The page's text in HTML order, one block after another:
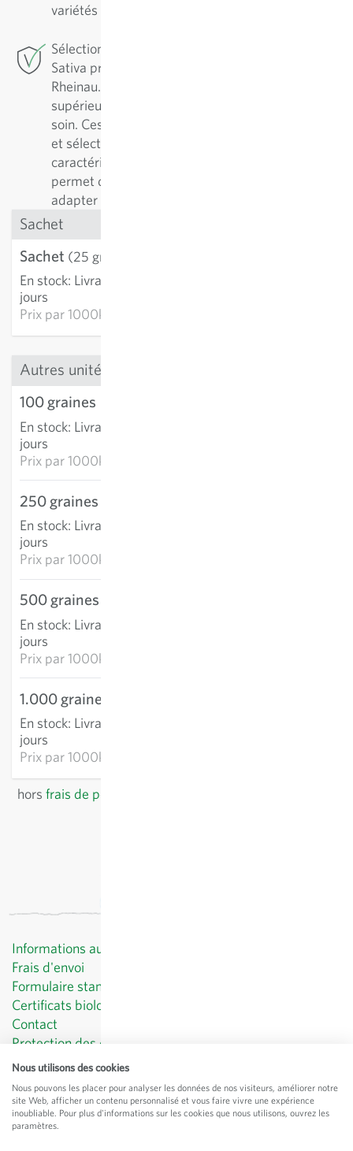
variétés traditionnelles.
Sélection de conservation: Pour cette variété,
Sativa pratique la sélection de conservation à
Rheinau. Pour assurer une variété de qualité
supérieure, il est essentiel de l’entretenir avec
soin. Ces variétés sont régulièrement reproduites
et sélectionnées en fonction de leurs
caractéristiques positives. Cette démarche
permet de les améliorer continuellement et de les
adapter aux conditions de culture.
Sachet
Sachet (25 graines)
En stock: Livraison 3-5
jours
Prix par1000k: 148,74 €
Autres unités
100 graines
En stock: Livraison 3-5
jours
Prix par1000k: 135,42 €
250 graines
En stock: Livraison 3-5
jours
Prix par1000k: 94,13 €
500 graines
En stock: Livraison 3-5
jours
Prix par1000k: 78,14 €
1.000 graines
En stock: Livraison 3-5
jours
Prix par1000k: 53,78 €
hors frais de port
Informations au client
Frais d'envoi
Formulaire standard de révocation
Certificats biologiques
Contact
Protection des données
CGV
Mentions légales
© Sativa Biosaatgut GmbH
Nous utilisons des cookies
Nous pouvons les placer pour analyser les données de nos visiteurs, améliorer notre
site Web, afficher un contenu personnalisé et vous faire vivre une expérience
inoubliable. Pour plus d'informations sur les cookies que nous utilisons, ouvrez les
paramètres.